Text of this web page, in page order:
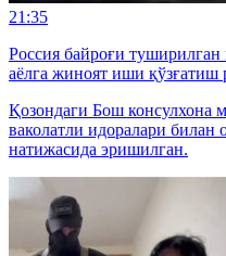
21:35
Россия байроғи
аёлга жиноят иши қўзғатиш
Қозондаги Бош консулхона
ваколатли идоралари билан
натижасида эришилган.